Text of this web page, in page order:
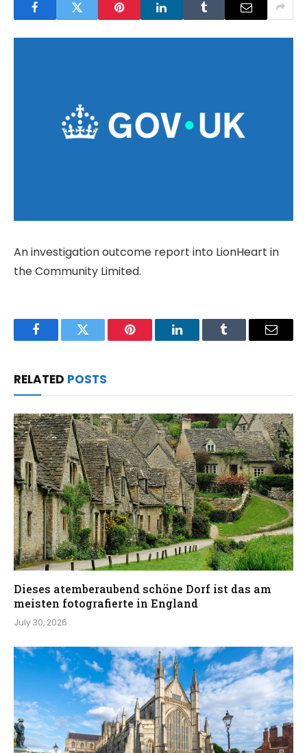
An investigation outcome report into LionHeart in
the Community Limited.
FacebookTwitter Pinterest LinkedInTumblr Email
RELATED POSTS
Dieses atemberaubend schöne Dorf ist das am
meisten fotografierte in England
July 30, 2026